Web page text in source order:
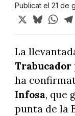
Publicat el 21 de
X Bluesky
La
Trabucador
ha
Infosa, que
punta de la